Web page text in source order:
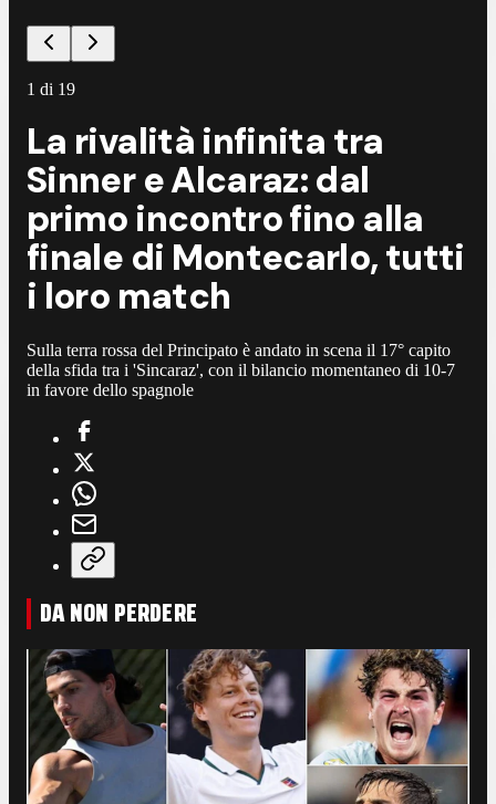
1 di 19
La rivalità infinita tra
Sinner e Alcaraz: dal
primo incontro fino alla
finale di Montecarlo, tutti
i loro match
Sulla terra rossa del Principato è andato in scena il 17° capito
della sfida tra i 'Sincaraz', con il bilancio momentaneo di 10-7
in favore dello spagnole
DA NON PERDERE